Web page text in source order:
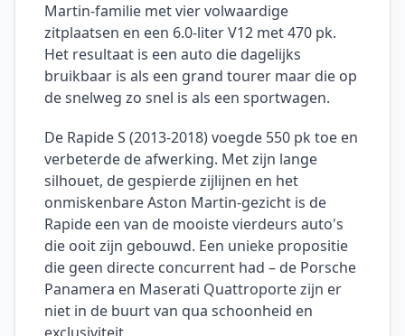
Martin-familie met vier volwaardige
zitplaatsen en een 6.0-liter V12 met 470 pk.
Het resultaat is een auto die dagelijks
bruikbaar is als een grand tourer maar die op
de snelweg zo snel is als een sportwagen.
De Rapide S (2013-2018) voegde 550 pk toe en
verbeterde de afwerking. Met zijn lange
silhouet, de gespierde zijlijnen en het
onmiskenbare Aston Martin-gezicht is de
Rapide een van de mooiste vierdeurs auto's
die ooit zijn gebouwd. Een unieke propositie
die geen directe concurrent had – de Porsche
Panamera en Maserati Quattroporte zijn er
niet in de buurt van qua schoonheid en